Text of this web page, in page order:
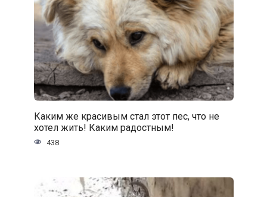
Каким же красивым стал этот пес, что не
хотел жить! Каким радостным!
438